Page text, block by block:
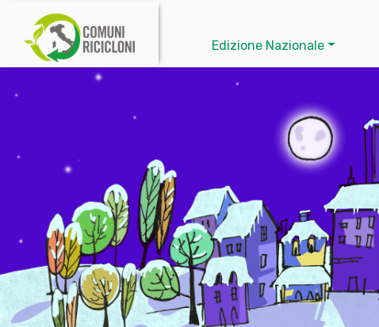
Edizione Nazionale